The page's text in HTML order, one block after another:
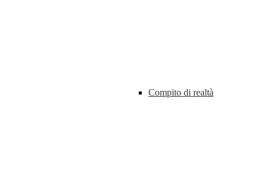
Compito di realtà